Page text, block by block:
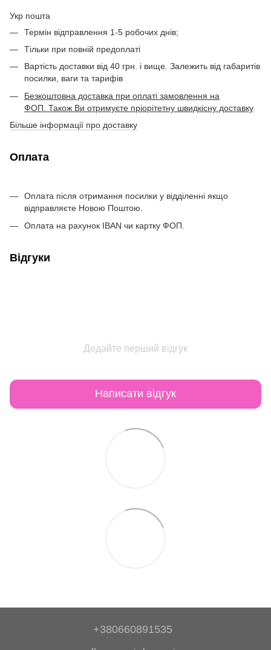
Укр пошта
Термін відправлення 1-5 робочих днів;
Тільки при повній предоплаті
Вартість доставки від 40 грн. і вище. Залежить від габаритів
посилки, ваги та тарифів
Безкоштовна доставка при оплаті замовлення на
ФОП. Також Ви отримуєте пріорітетну швидкісну доставку
Більше інформації про доставку
Оплата
Оплата після отримання посилки у відділенні якщо
відправляєте Новою Поштою.
Оплата на рахунок IBAN чи картку ФОП.
Відгуки
Додайте перший відгук
Написати відгук
+380660891535